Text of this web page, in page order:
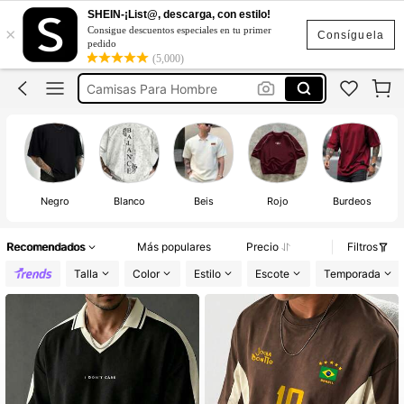
Consíguela
×
SHEIN-¡List@, descarga, con estilo!
Consigue descuentos especiales en tu primer
pedido
(5,000)
Oversize Hombre
Playeras De Hombre
Camisas Para Hombre
Camisetas Para Hombre
Oversize Hombre
Playeras De Hombre
Negro Blanco Beis Rojo Burdeos
Recomendados Más populares Precio
Filtros
Talla
Color Estilo Escote Temporada